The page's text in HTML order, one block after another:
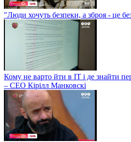
"Люди хочуть безпеки, а зброя - це
Кому не варто йти в IT і де знайти
– СЕО Кірілл Манковскі